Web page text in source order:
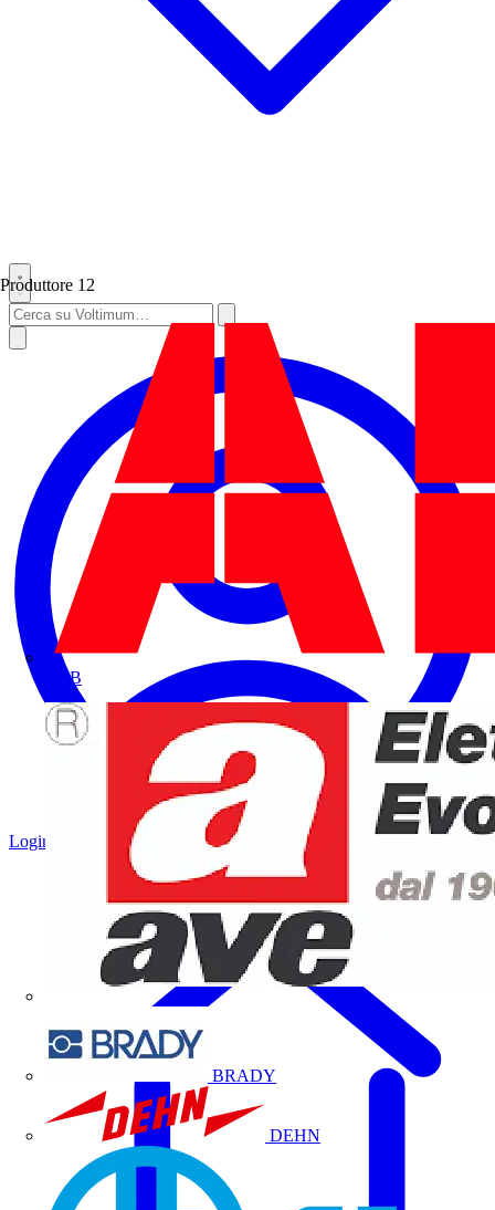
Produttore 12
ABB
BRADY
DEHN
Login